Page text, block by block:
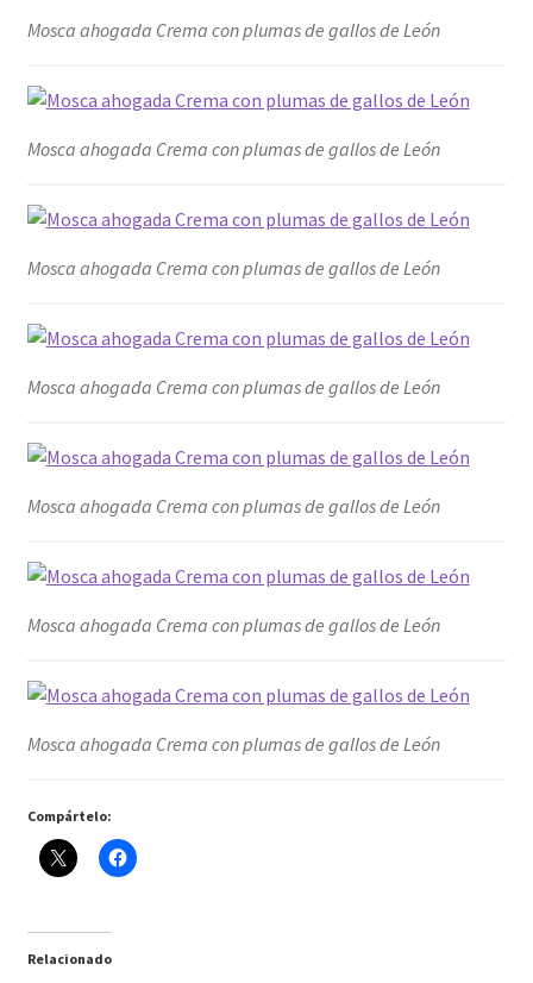
Mosca ahogada Crema con plumas de gallos de León
Mosca ahogada Crema con plumas de gallos de León
Mosca ahogada Crema con plumas de gallos de León
Mosca ahogada Crema con plumas de gallos de León
Mosca ahogada Crema con plumas de gallos de León
Mosca ahogada Crema con plumas de gallos de León
Mosca ahogada Crema con plumas de gallos de León
Compártelo:
Relacionado